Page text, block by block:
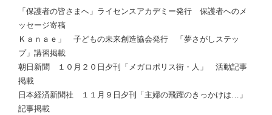
「保護者の皆さまへ」ライセンスアカデミー発行 保護者へのメ
ッセージ寄稿
Ｋａｎａｅ」 子どもの未来創造協会発行 「夢さがしステッ
プ」講習掲載
朝日新聞 １０月２０日夕刊「メガロポリス街・人」 活動記事
掲載
日本経済新聞社 １１月９日夕刊「主婦の飛躍のきっかけは…」
記事掲載